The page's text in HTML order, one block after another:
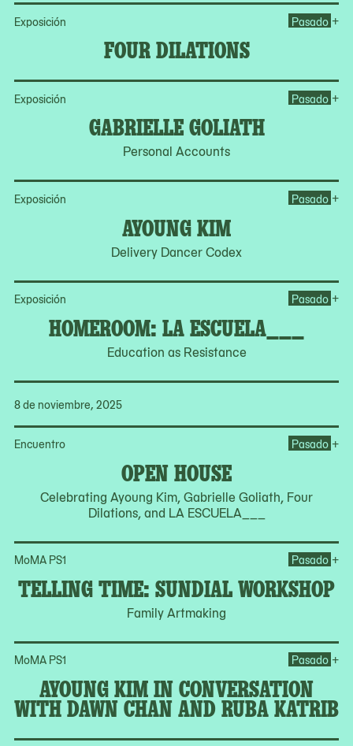
Exposición
FOUR DILATIONS
Pasado +
Exposición
GABRIELLE GOLIATH
Personal Accounts
Pasado +
Exposición
AYOUNG KIM
Delivery Dancer Codex
Pasado +
Exposición
HOMEROOM: LA ESCUELA___
Education as Resistance
Pasado +
8 de noviembre, 2025
Encuentro
OPEN HOUSE
Celebrating Ayoung Kim, Gabrielle Goliath, Four
Dilations, and LA ESCUELA___
Pasado +
MoMA PS1
TELLING TIME: SUNDIAL WORKSHOP
Family Artmaking
Pasado +
MoMA PS1
AYOUNG KIM IN CONVERSATION
WITH DAWN CHAN AND RUBA KATRIB
Pasado +